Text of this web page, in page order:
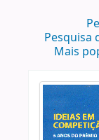
Pesquisa
Mais